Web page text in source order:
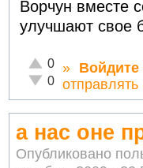
Ворчун вместе
улучшают свое
Отлично!
0
Неадекватно!
0
» Войдите
а нас оне
Опубликовано